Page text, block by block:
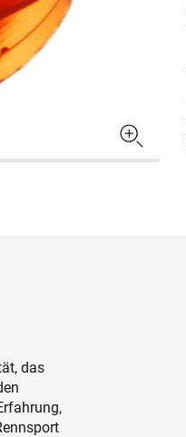
das